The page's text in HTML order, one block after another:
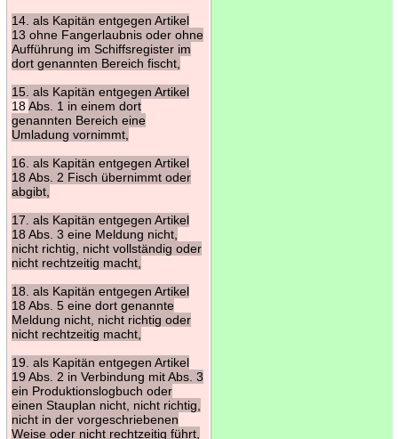
14. als Kapitän entgegen Artikel
13 ohne Fangerlaubnis oder ohne
Aufführung im Schiffsregister im
dort genannten Bereich fischt,
15. als Kapitän entgegen Artikel
18Abs. 1 in einem dort
genannten Bereich eine
Umladung vornimmt,
16. als Kapitän entgegen Artikel
18 Abs. 2 Fisch übernimmt oder
abgibt,
17. als Kapitän entgegen Artikel
18 Abs. 3 eine Meldung nicht,
nicht richtig, nicht vollständig oder
nicht rechtzeitig macht,
18. als Kapitän entgegen Artikel
18 Abs. 5 eine dort genannte
Meldung nicht, nicht richtig oder
nicht rechtzeitig macht,
19. als Kapitän entgegen Artikel
19 Abs. 2 in Verbindung mit Abs. 3
ein Produktionslogbuch oder
einen Stauplan nicht, nicht richtig,
nicht in der vorgeschriebenen
Weise oder nicht rechtzeitig führt,